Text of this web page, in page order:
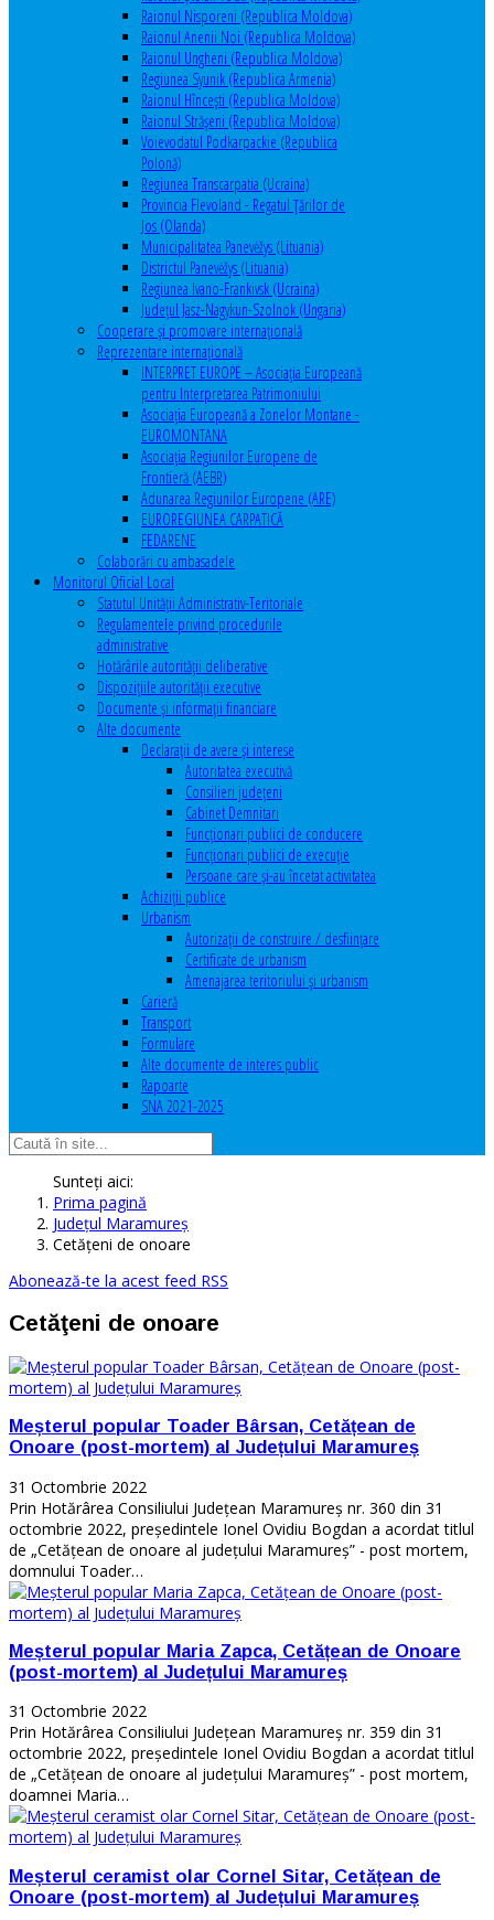
Raionul Nisporeni (Republica Moldova)
Raionul Anenii Noi (Republica Moldova)
Raionul Ungheni (Republica Moldova)
Regiunea Syunik (Republica Armenia)
Raionul Hîncești (Republica Moldova)
Raionul Străşeni (Republica Moldova)
Voievodatul Podkarpackie (Republica
Polonă)
Regiunea Transcarpatia (Ucraina)
Provincia Flevoland - Regatul Ţărilor de
Jos (Olanda)
Municipalitatea Panevėžys (Lituania)
Districtul Panevėžys (Lituania)
Regiunea Ivano-Frankivsk (Ucraina)
Judeţul Jasz-Nagykun-Szolnok (Ungaria)
Cooperare şi promovare internaţională
Reprezentare internaţională
INTERPRET EUROPE – Asociația Europeană
pentru Interpretarea Patrimoniului
Asociația Europeană a Zonelor Montane -
EUROMONTANA
Asociația Regiunilor Europene de
Frontieră (AEBR)
Adunarea Regiunilor Europene (ARE)
EUROREGIUNEA CARPATICĂ
FEDARENE
Colaborări cu ambasadele
Monitorul Oficial Local
Statutul Unităţii Administrativ-Teritoriale
Regulamentele privind procedurile
administrative
Hotărârile autorităţii deliberative
Dispoziţiile autorităţii executive
Documente şi informaţii financiare
Alte documente
Declaraţii de avere şi interese
Autoritatea executivă
Consilieri judeţeni
Cabinet Demnitari
Funcţionari publici de conducere
Funcționari publici de execuție
Persoane care şi-au încetat activitatea
Achiziţii publice
Urbanism
Autorizații de construire / desființare
Certificate de urbanism
Amenajarea teritoriului şi urbanism
Carieră
Transport
Formulare
Alte documente de interes public
Rapoarte
SNA 2021-2025
Sunteți aici:
Prima pagină
Judeţul Maramureş
Cetăţeni de onoare
Abonează-te la acest feed RSS
Cetăţeni de onoare
Meșterul popular Toader Bârsan, Cetățean de
Onoare (post-mortem) al Județului Maramureș
31 Octombrie 2022
Prin Hotărârea Consiliului Județean Maramureș nr. 360 din 31
octombrie 2022, președintele Ionel Ovidiu Bogdan a acordat titlul
de „Cetățean de onoare al județului Maramureș” - post mortem,
domnului Toader…
Meșterul popular Maria Zapca, Cetățean de Onoare
(post-mortem) al Județului Maramureș
31 Octombrie 2022
Prin Hotărârea Consiliului Județean Maramureș nr. 359 din 31
octombrie 2022, președintele Ionel Ovidiu Bogdan a acordat titlul
de „Cetățean de onoare al județului Maramureș” - post mortem,
doamnei Maria…
Meșterul ceramist olar Cornel Sitar, Cetățean de
Onoare (post-mortem) al Județului Maramureș